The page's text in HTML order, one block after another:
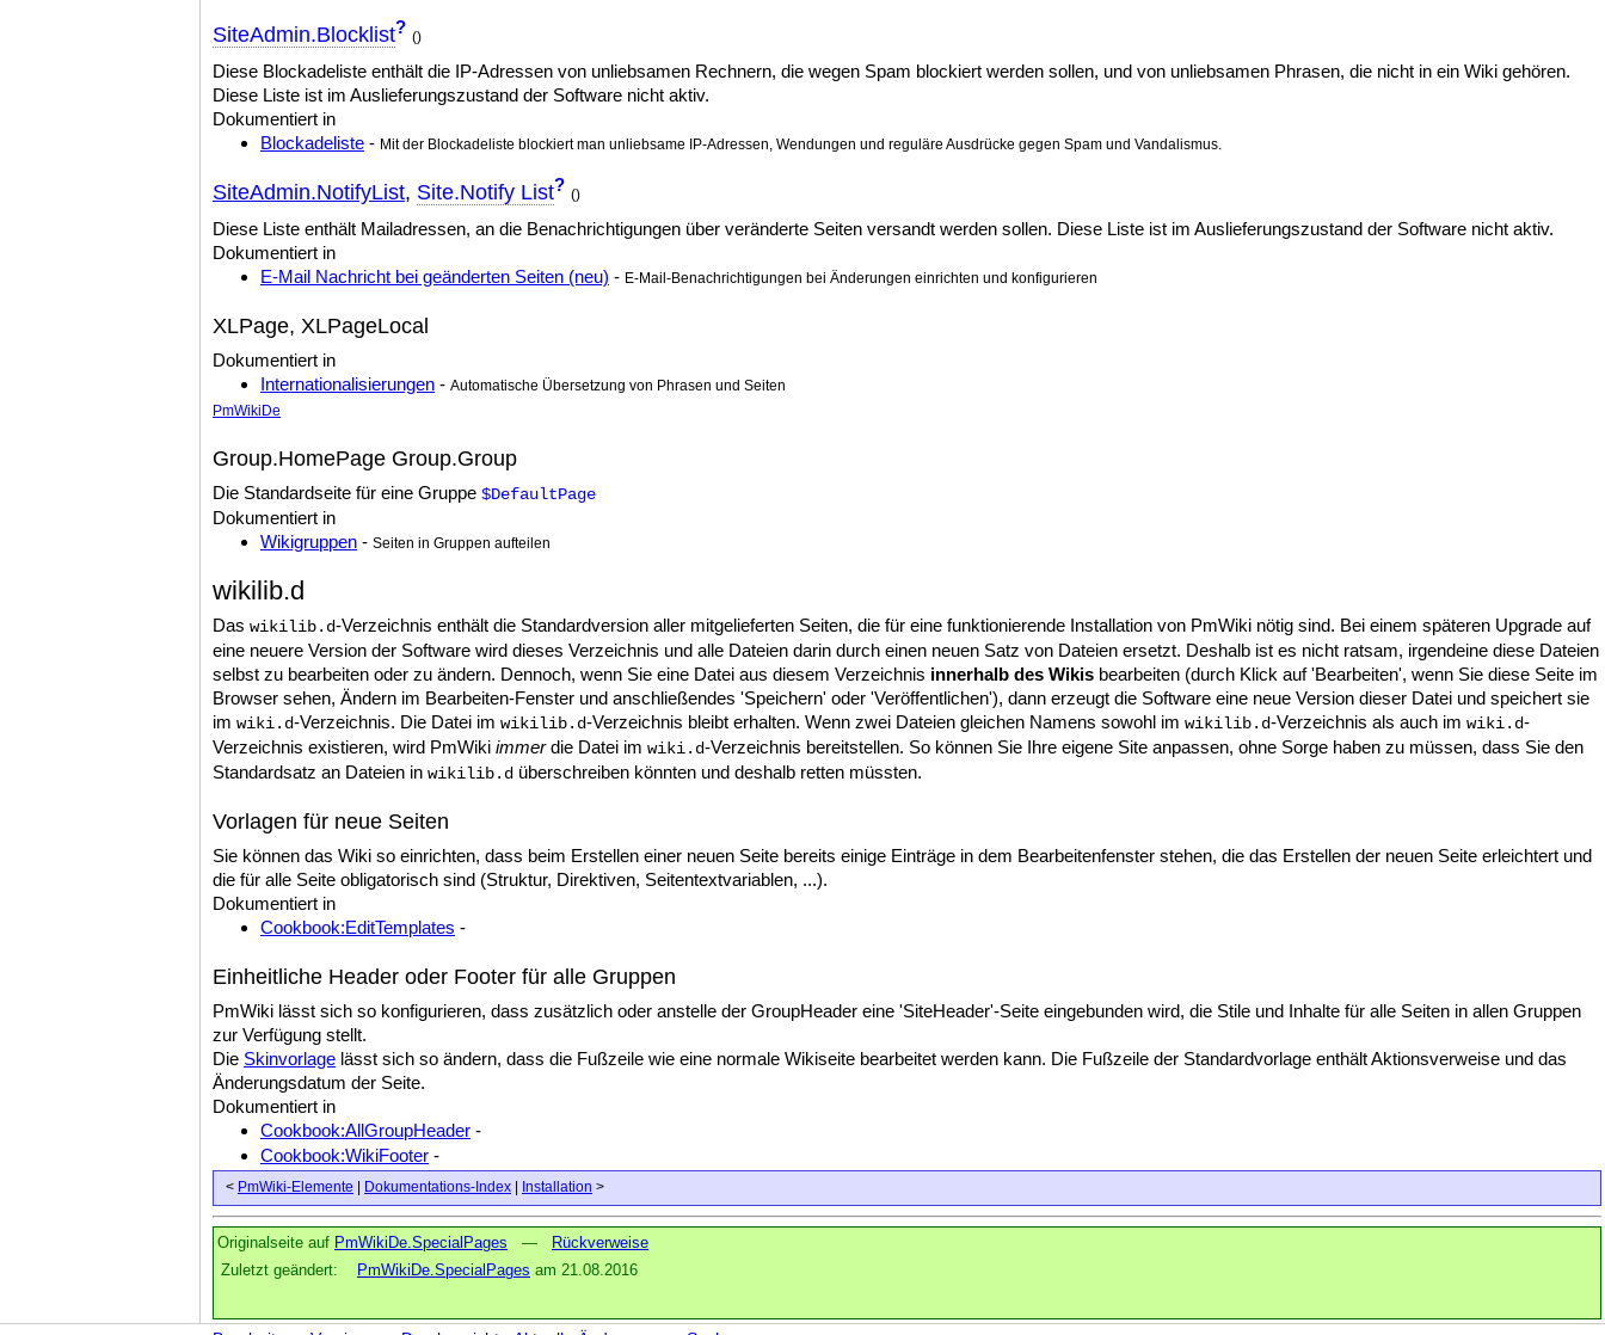
SiteAdmin.Blocklist? ()
Diese Blockadeliste enthält die IP-Adressen von unliebsamen Rechnern, die wegen Spam blockiert werden sollen, und von unliebsamen Phrasen, die nicht in ein Wiki gehören.
Diese Liste ist im Auslieferungszustand der Software nicht aktiv.
Dokumentiert in
Blockadeliste - Mit der Blockadeliste blockiert man unliebsame IP-Adressen, Wendungen und reguläre Ausdrücke gegen Spam und Vandalismus.
SiteAdmin.NotifyList, Site.Notify List? ()
Diese Liste enthält Mailadressen, an die Benachrichtigungen über veränderte Seiten versandt werden sollen. Diese Liste ist im Auslieferungszustand der Software nicht aktiv.
Dokumentiert in
E-Mail Nachricht bei geänderten Seiten (neu) - E-Mail-Benachrichtigungen bei Änderungen einrichten und konfigurieren
XLPage, XLPageLocal
Dokumentiert in
Internationalisierungen - Automatische Übersetzung von Phrasen und Seiten
PmWikiDe
Group.HomePage Group.Group
Die Standardseite für eine Gruppe $DefaultPage
Dokumentiert in
Wikigruppen - Seiten in Gruppen aufteilen
wikilib.d
Das wikilib.d-Verzeichnis enthält die Standardversion aller mitgelieferten Seiten, die für eine funktionierende Installation von PmWiki nötig sind. Bei einem späteren Upgrade auf
eine neuere Version der Software wird dieses Verzeichnis und alle Dateien darin durch einen neuen Satz von Dateien ersetzt. Deshalb ist es nicht ratsam, irgendeine diese Dateien
selbst zu bearbeiten oder zu ändern. Dennoch, wenn Sie eine Datei aus diesem Verzeichnis innerhalb des Wikis bearbeiten (durch Klick auf 'Bearbeiten', wenn Sie diese Seite im
Browser sehen, Ändern im Bearbeiten-Fenster und anschließendes 'Speichern' oder 'Veröffentlichen'), dann erzeugt die Software eine neue Version dieser Datei und speichert sie
im wiki.d-Verzeichnis. Die Datei im wikilib.d-Verzeichnis bleibt erhalten. Wenn zwei Dateien gleichen Namens sowohl im wikilib.d-Verzeichnis als auch im wiki.d-
Verzeichnis existieren, wird PmWiki immerdie Datei im wiki.d-Verzeichnis bereitstellen. So können Sie Ihre eigene Site anpassen, ohne Sorge haben zu müssen, dass Sie den
Standardsatz an Dateien in wikilib.d überschreiben könnten und deshalb retten müssten.
Vorlagen für neue Seiten
Sie können das Wiki so einrichten, dass beim Erstellen einer neuen Seite bereits einige Einträge in dem Bearbeitenfenster stehen, die das Erstellen der neuen Seite erleichtert und
die für alle Seite obligatorisch sind (Struktur, Direktiven, Seitentextvariablen, ...).
Dokumentiert in
Cookbook:EditTemplates -
Einheitliche Header oder Footer für alle Gruppen
PmWiki lässt sich so konfigurieren, dass zusätzlich oder anstelle der GroupHeader eine 'SiteHeader'-Seite eingebunden wird, die Stile und Inhalte für alle Seiten in allen Gruppen
zur Verfügung stellt.
Die Skinvorlage lässt sich so ändern, dass die Fußzeile wie eine normale Wikiseite bearbeitet werden kann. Die Fußzeile der Standardvorlage enthält Aktionsverweise und das
Änderungsdatum der Seite.
Dokumentiert in
Cookbook:AllGroupHeader -
Cookbook:WikiFooter -
< PmWiki-Elemente Dokumentations-Index Installation >
Originalseite auf PmWikiDe.SpecialPages —
Rückverweise
Zuletzt geändert:
PmWikiDe.SpecialPages am 21.08.2016